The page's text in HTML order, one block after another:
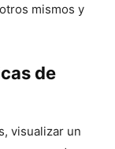
mismos y
de
visualizar un